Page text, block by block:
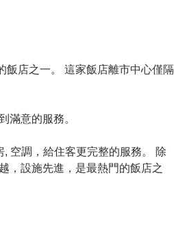
飯店之一。 這家飯店離市中心僅隔
滿意的服務。
空調，給住客更完整的服務。 除
，設施先進，是最熱門的飯店之